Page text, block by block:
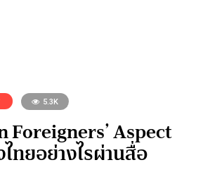
5.3K
Aspect
ทยอย่างไรผ่านสื่อ